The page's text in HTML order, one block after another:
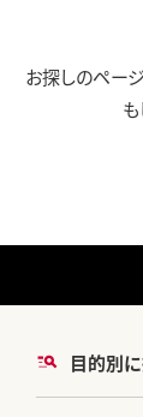
お探しのペー
目的別